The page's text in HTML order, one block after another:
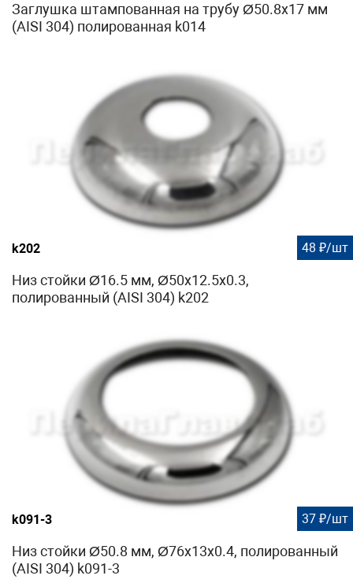
Заглушка штампованная на трубу Ø50.8х17 мм
(AISI 304) полированная k014
k202 48 ₽/шт
Низ стойки Ø16.5 мм, Ø50х12.5х0.3,
полированный (AISI 304) k202
k091-3 37 ₽/шт
Низ стойки Ø50.8 мм, Ø76х13х0.4, полированный
(AISI 304) k091-3